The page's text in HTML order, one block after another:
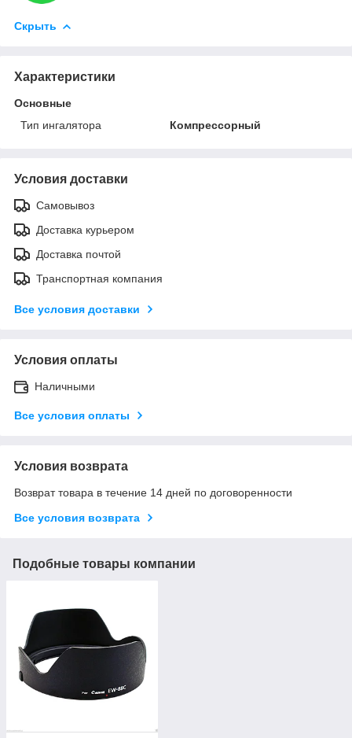
Скрыть
Характеристики
Основные
Тип ингалятора
Компрессорный
Условия доставки
Самовывоз
Доставка курьером
Доставка почтой
Транспортная компания
Все условия доставки
Условия оплаты
Наличными
Все условия оплаты
Условия возврата
Возврат товара в течение 14 дней по договоренности
Все условия возврата
Подобные товары компании